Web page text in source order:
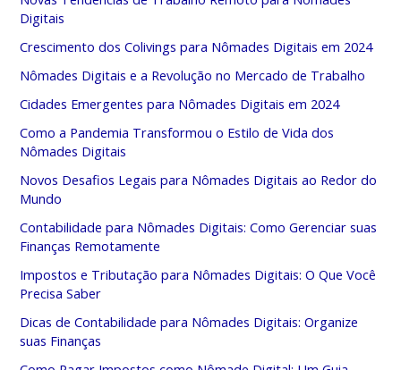
Digitais
Crescimento dos Colivings para Nômades Digitais em 2024
Nômades Digitais e a Revolução no Mercado de Trabalho
Cidades Emergentes para Nômades Digitais em 2024
Como a Pandemia Transformou o Estilo de Vida dos
Nômades Digitais
Novos Desafios Legais para Nômades Digitais ao Redor do
Mundo
Contabilidade para Nômades Digitais: Como Gerenciar suas
Finanças Remotamente
Impostos e Tributação para Nômades Digitais: O Que Você
Precisa Saber
Dicas de Contabilidade para Nômades Digitais: Organize
suas Finanças